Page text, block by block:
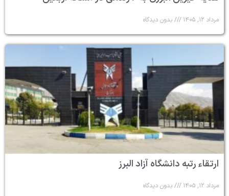
مرداد ۱۲, ۱۴۰۵ بدون دیدگاه
ارتقاء رتبه دانشگاه آزاد البرز
مرداد ۱۲, ۱۴۰۵ بدون دیدگاه